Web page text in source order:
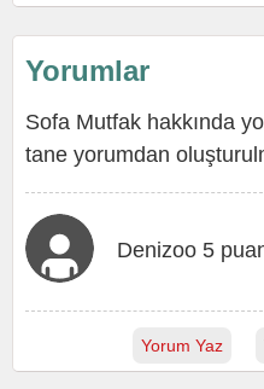
Yorumlar
Sofa Mutfak hakkında
tane yorumdan
Denizoo 5
Yorum Yaz